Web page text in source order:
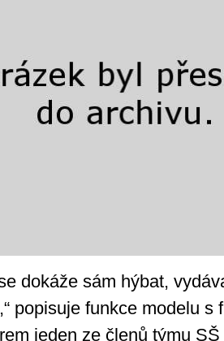
dokáže sám hýbat,
popisuje funkce modelu s
jeden ze členů týmu